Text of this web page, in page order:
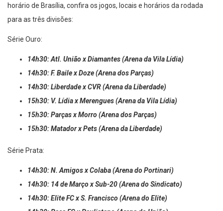
horário de Brasília, confira os jogos, locais e horários da rodada
para as três divisões:
Série Ouro:
14h30: Atl. União x Diamantes (Arena da Vila Lídia)
14h30: F. Baile x Doze (Arena dos Parças)
14h30: Liberdade x CVR (Arena da Liberdade)
15h30: V. Lídia x Merengues (Arena da Vila Lídia)
15h30: Parças x Morro (Arena dos Parças)
15h30: Matador x Pets (Arena da Liberdade)
Série Prata:
14h30: N. Amigos x Colaba (Arena do Portinari)
14h30: 14 de Março x Sub-20 (Arena do Sindicato)
14h30: Elite FC x S. Francisco (Arena do Elite)